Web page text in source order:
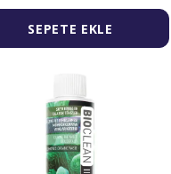
SEPETE EKLE